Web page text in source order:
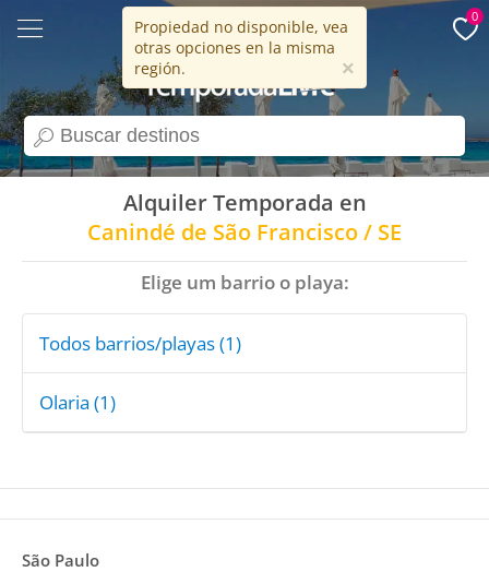
search
15 años
0
Propiedad no disponible, vea
otras opciones en la misma
región.
×
Alquiler Temporada en
Canindé de São Francisco / SE
Elige um barrio o playa:
Todos barrios/playas (1)
Olaria (1)
São Paulo